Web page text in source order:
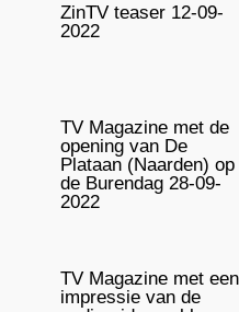
ZinTV teaser 12-09-
2022
TV Magazine met de
opening van De
Plataan (Naarden) op
de Burendag 28-09-
2022
TV Magazine met een
impressie van de